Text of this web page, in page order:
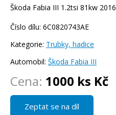
Škoda Fabia III 1.2tsi 81kw 2016
Číslo dílu: 6C0820743AE
Kategorie: Trubky, hadice
Automobil: Škoda Fabia III
Cena: 1000 ks Kč
Zeptat se na díl